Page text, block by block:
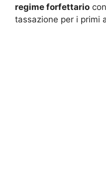
regime forfettario
tassazione per i primi